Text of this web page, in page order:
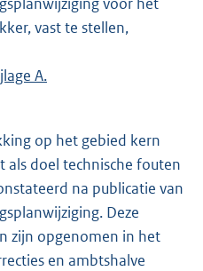
voor het
vast te stellen,
A.
op het gebied kern
doel technische fouten
na publicatie van
Deze
zijn opgenomen in het
en ambtshalve